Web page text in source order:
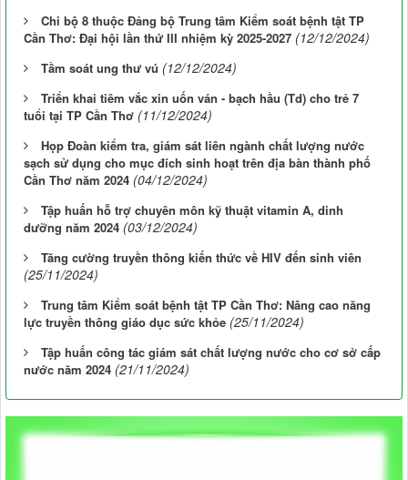
Chi bộ 8 thuộc Đảng bộ Trung tâm Kiểm soát bệnh tật TP
Cần Thơ: Đại hội lần thứ III nhiệm kỳ 2025-2027 (12/12/2024)
Tầm soát ung thư vú (12/12/2024)
Triển khai tiêm vắc xin uốn ván - bạch hầu (Td) cho trẻ 7
tuổi tại TP Cần Thơ (11/12/2024)
Họp Đoàn kiểm tra, giám sát liên ngành chất lượng nước
sạch sử dụng cho mục đích sinh hoạt trên địa bàn thành phố
Cần Thơ năm 2024 (04/12/2024)
Tập huấn hỗ trợ chuyên môn kỹ thuật vitamin A, dinh
dưỡng năm 2024 (03/12/2024)
Tăng cường truyền thông kiến thức về HIV đến sinh viên
(25/11/2024)
Trung tâm Kiểm soát bệnh tật TP Cần Thơ: Nâng cao năng
lực truyền thông giáo dục sức khỏe (25/11/2024)
Tập huấn công tác giám sát chất lượng nước cho cơ sở cấp
nước năm 2024 (21/11/2024)